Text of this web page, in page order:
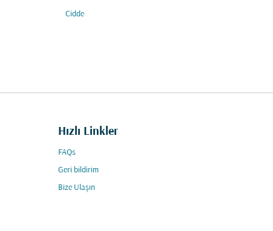
Cidde
Hızlı Linkler
FAQs
Geri bildirim
Bize Ulaşın